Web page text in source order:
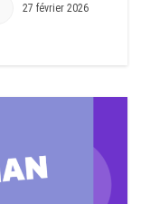
27 février 2026